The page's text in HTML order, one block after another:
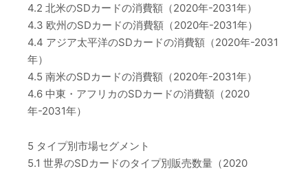
4.2 北米のSDカードの消費額（2020年-2031年）
4.3 欧州のSDカードの消費額（2020年-2031年）
4.4 アジア太平洋のSDカードの消費額（2020年-2031
年）
4.5 南米のSDカードの消費額（2020年-2031年）
4.6 中東・アフリカのSDカードの消費額（2020
年-2031年）
5 タイプ別市場セグメント
5.1 世界のSDカードのタイプ別販売数量（2020